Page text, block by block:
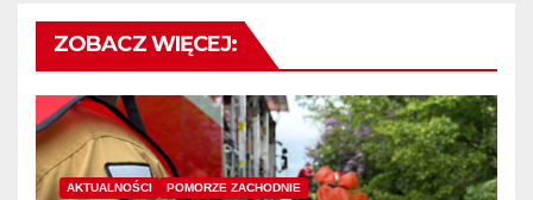
ZOBACZ WIĘCEJ:
AKTUALNOŚCI POMORZE ZACHODNIE